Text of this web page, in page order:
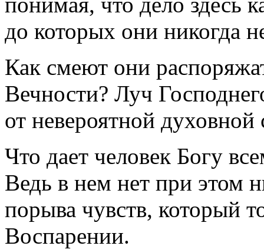
до которых они никогда
Как смеют они
Вечности? Луч
от невероятной
Что дает человек Богу
Ведь в нем нет при этом
порыва чувств, который
Воспарении.